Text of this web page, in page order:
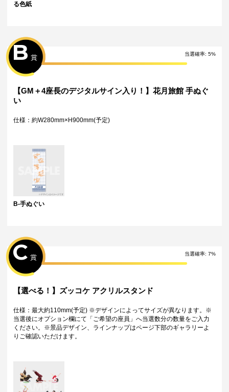
る色紙
当選確率: 5%
B 賞
【GM＋4座長のデジタルサイン入り！】花月旅館 手ぬぐ
い
仕様：約W280mm×H900mm(予定)
B-手ぬぐい
当選確率: 7%
C 賞
【選べる！】ズッコケ アクリルスタンド
仕様：最大約110mm(予定) ※デザインによってサイズが異なります。※
当選後にオプション欄にて「ご希望の座員」へ当選数分の数量をご入力
ください。※景品デザイン、ラインナップはページ下部のギャラリーよ
りご確認いただけます。